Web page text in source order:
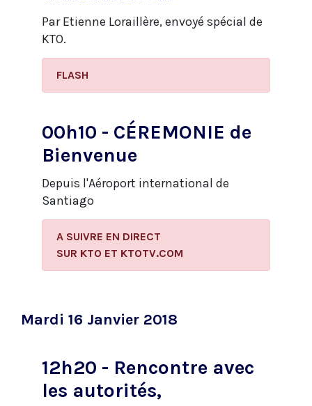
Par Etienne Loraillère, envoyé spécial de
KTO.
FLASH
00h10 - CÉREMONIE de
Bienvenue
Depuis l'Aéroport international de
Santiago
A SUIVRE EN DIRECT
​SUR KTO ET KTOTV.COM
Mardi 16 Janvier 2018
12h20 - Rencontre avec
les autorités,